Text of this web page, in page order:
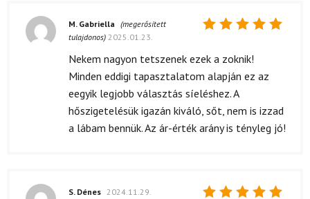
5 / 5
M. Gabriella (megerősített
tulajdonos) 2025.01.23.
Nekem nagyon tetszenek ezek a zoknik!
Minden eddigi tapasztalatom alapján ez az
eegyik legjobb választás síeléshez. A
hőszigetelésük igazán kiváló, sőt, nem is izzad
a lábam bennük. Az ár-érték arány is tényleg jó!
S. Dénes 2024.11.29.